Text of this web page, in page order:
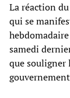
La réaction
qui se
samedi
que souligner